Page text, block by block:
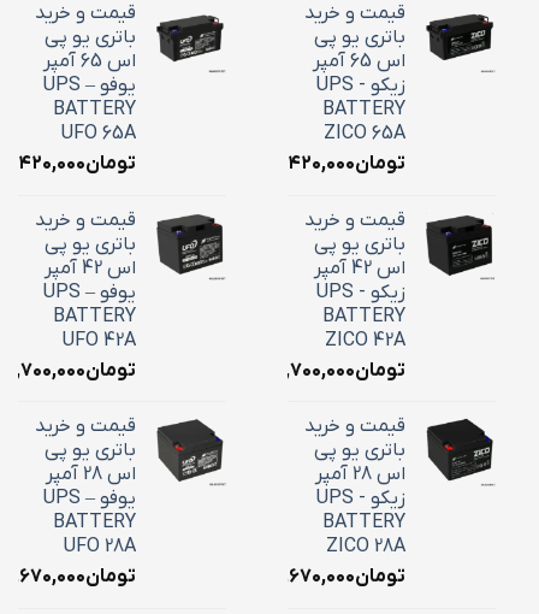
قیمت و خرید
باتری یو پی
اس 65 آمپر
زیکو - UPS
BATTERY
ZICO 65A
تومان۲۴,۴۲۰,۰۰۰
قیمت و خرید
باتری یو پی
اس 42 آمپر
زیکو - UPS
BATTERY
ZICO 42A
تومان۱۸,۷۰۰,۰۰۰
قیمت و خرید
باتری یو پی
اس 28 آمپر
زیکو - UPS
BATTERY
ZICO 28A
تومان۱۰,۶۷۰,۰۰۰
قیمت و خرید
باتری یو پی
اس 65 آمپر
یوفو – UPS
BATTERY
UFO 65A
تومان
قیمت و خرید
باتری یو پی
اس 42 آمپر
یوفو – UPS
BATTERY
UFO 42A
تومان
قیمت و خرید
باتری یو پی
اس 28 آمپر
یوفو – UPS
BATTERY
UFO 28A
تومان۱۰,۶۷۰,۰۰۰